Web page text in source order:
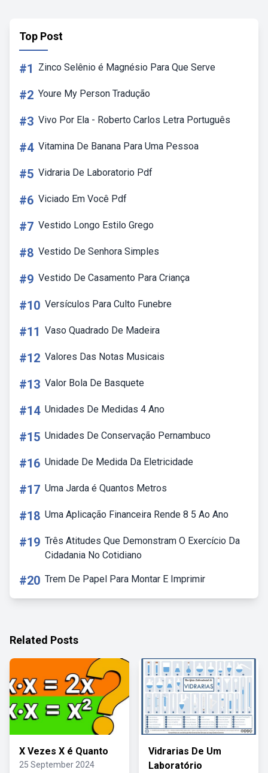
Top Post
#1 Zinco Selênio é Magnésio Para Que Serve
#2 Youre My Person Tradução
#3 Vivo Por Ela - Roberto Carlos Letra Português
#4 Vitamina De Banana Para Uma Pessoa
#5 Vidraria De Laboratorio Pdf
#6 Viciado Em Você Pdf
#7 Vestido Longo Estilo Grego
#8 Vestido De Senhora Simples
#9 Vestido De Casamento Para Criança
#10 Versículos Para Culto Funebre
#11 Vaso Quadrado De Madeira
#12 Valores Das Notas Musicais
#13 Valor Bola De Basquete
#14 Unidades De Medidas 4 Ano
#15 Unidades De Conservação Pernambuco
#16 Unidade De Medida Da Eletricidade
#17 Uma Jarda é Quantos Metros
#18 Uma Aplicação Financeira Rende 8 5 Ao Ano
#19 Três Atitudes Que Demonstram O Exercício Da
Cidadania No Cotidiano
#20 Trem De Papel Para Montar E Imprimir
Related Posts
X Vezes X é Quanto
25 September 2024
Vidrarias De Um
Laboratório